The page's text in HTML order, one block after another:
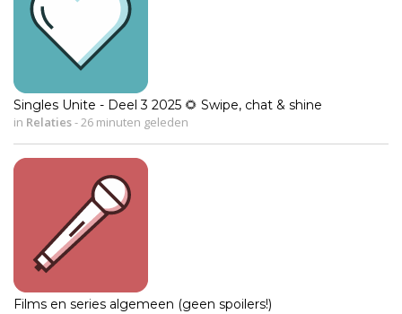
Singles Unite - Deel 3 2025 🌻 Swipe, chat & shine
in Relaties- 26 minuten geleden
Films en series algemeen (geen spoilers!)